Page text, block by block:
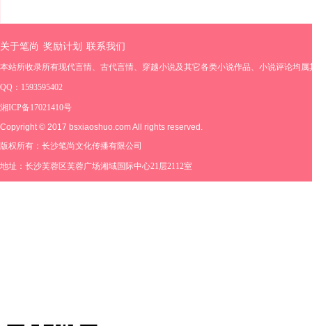
关于笔尚 奖励计划 联系我们
本站所收录所有现代言情、古代言情、穿越小说及其它各类小说作品、小说评论均
QQ：1593595402
湘ICP备17021410号
Copyright © 2017 bsxiaoshuo.com All rights reserved.
版权所有：长沙笔尚文化传播有限公司
地址：长沙芙蓉区芙蓉广场湘域国际中心21层2112室